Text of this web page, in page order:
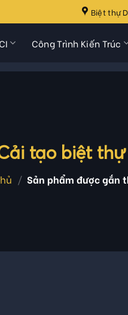
Biệt thự
Công Trình Kiến Trúc
tạo biệt
/ Sản phẩm được gắn